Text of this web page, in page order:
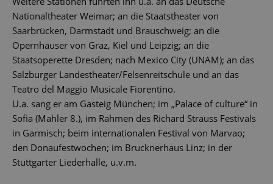
Nationaltheater Weimar; an die Staatstheater von
Saarbrücken, Darmstadt und Brauschweig; an die
Opernhäuser von Graz, Kiel und Leipzig; an die
Staatsoperette Dresden; nach Mexico City (UNAM); an das
Salzburger Landestheater/Felsenreitschule und an das
Teatro del Maggio Musicale Fiorentino.
U.a. sang er am Gasteig München; im „Palace of culture“ in
Sofia (Mahler 8.), im Rahmen des Richard Strauss Festivals
in Garmisch; beim internationalen Festival von Marvao;
den Donaufestwochen; im Brucknerhaus Linz; in der
Stuttgarter Liederhalle, u.v.m.